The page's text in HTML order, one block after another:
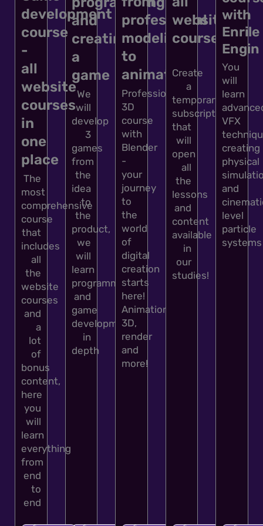
and
creating
a
game
We
will
develop
3
games
from
the
idea
to
the
product,
we
will
learn
programming
and
game
development
in
depth
development
course
-
all
website
courses
in
one
place
The
most
comprehensive
course
that
includes
all
the
website
courses
and
a
lot
of
bonus
content,
here
you
will
learn
everything
from
end
to
end
professional
modeling
to
animation
Professional
3D
course
with
Blender
-
your
journey
to
the
world
of
digital
creation
starts
here!
Animations,
3D,
render
and
more!
website
courses
Create
a
temporary
subscription
that
will
open
all
the
lessons
and
content
available
in
our
studies!
with
Enrile
Engin
You
will
learn
VFX
creating
physical
and
level
particle
systems